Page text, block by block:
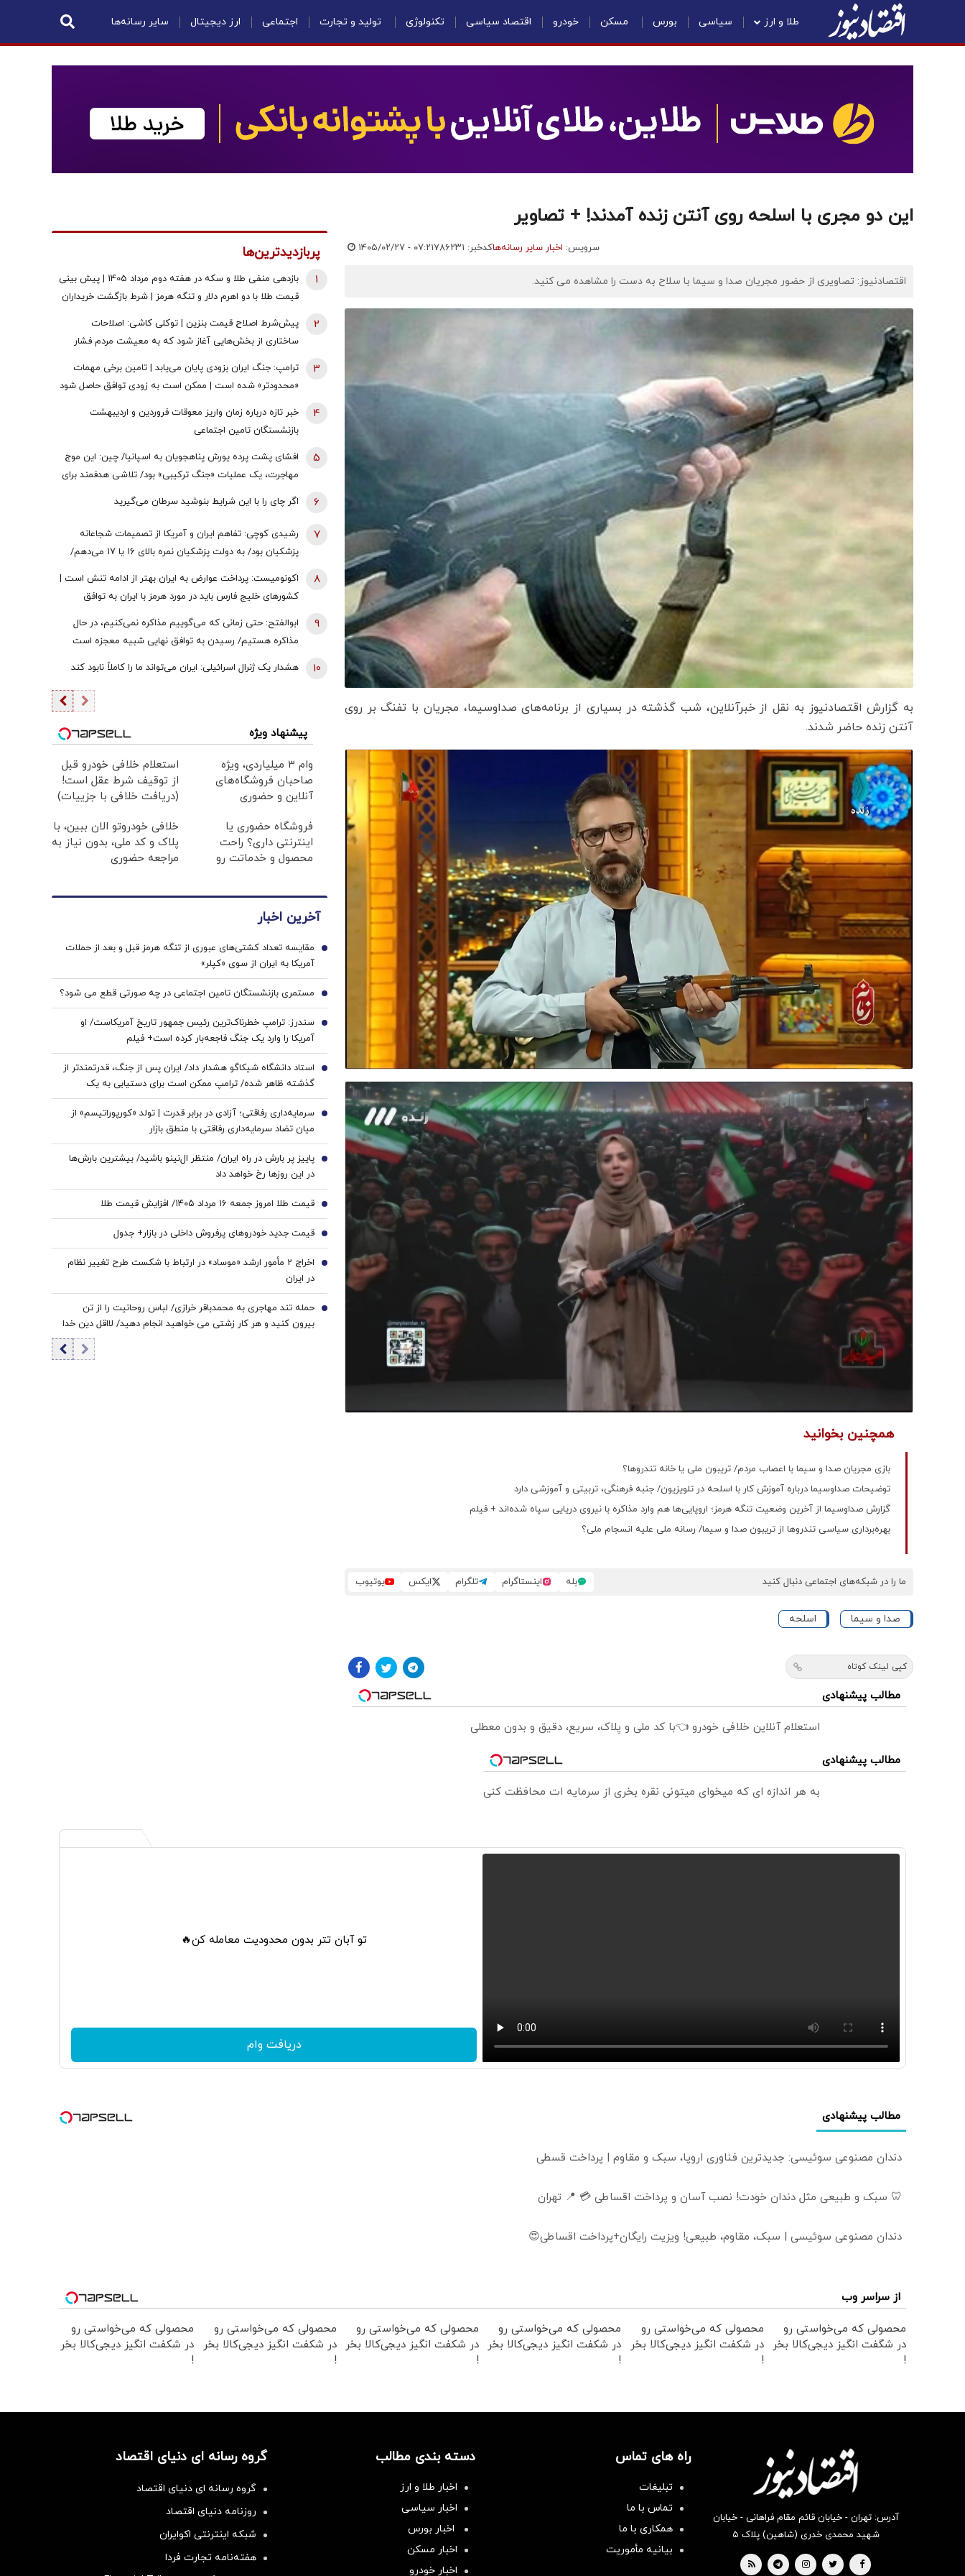
طلا و ارز سیاسی بورس مسکن خودرو اقتصاد سیاسی تکنولوژی تولید و تجارت اجتماعی ارز دیجیتال سایر رسانه‌ها
این دو مجری با اسلحه روی آنتن زنده آمدند! + تصاویر
سرویس: اخبار سایر رسانه‌هاکدخبر: ۷۸۶۲۳۱ ۱۴۰۵/۰۲/۲۷ - ۰۷:۲۱
اقتصادنیوز: تصاویری از حضور مجریان صدا و سیما با سلاح به دست را مشاهده می کنید.
به گزارش اقتصادنیوز به نقل از خبرآنلاین، شب گذشته در بسیاری از برنامه‌های صداوسیما، مجریان با تفنگ بر روی
آنتن زنده حاضر شدند.
همچنین بخوانید
بازی مجریان صدا و سیما با اعصاب مردم/ تریبون ملی یا خانه تندروها؟
توضیحات صداوسیما درباره آموزش کار با اسلحه در تلویزیون/ جنبه فرهنگی، تربیتی و آموزشی دارد
گزارش صداوسیما از آخرین وضعیت تنگه هرمز؛ اروپایی‌ها هم وارد مذاکره با نیروی دریایی سپاه شده‌اند + فیلم
بهره‌برداری سیاسی تندروها از تریبون‌ صدا و سیما/ رسانه ملی علیه انسجام ملی؟
ما را در شبکه‌های اجتماعی دنبال کنید بله اینستاگرام تلگرام ایکس یوتیوب
صدا و سیما اسلحه
کپی لینک کوتاه
مطالب پیشنهادی
استعلام آنلاین خلافی خودرو 👈با کد ملی و پلاک، سریع، دقیق و بدون معطلی
مطالب پیشنهادی
به هر اندازه ای که میخوای میتونی نقره بخری از سرمایه ات محافظت کنی
پربازدیدترین‌ها
بازدهی منفی طلا و سکه در هفته دوم مرداد 1405 | پیش بینی
قیمت طلا با دو اهرم دلار و تنگه هرمز | شرط بازگشت خریداران
1
پیش‌شرط اصلاح قیمت بنزین | توکلی کاشی: اصلاحات
ساختاری از بخش‌هایی آغاز شود که به معیشت مردم فشار
2
ترامپ: جنگ ایران بزودی پایان می‌یابد | تامین برخی مهمات
«محدودتر» شده است | ممکن است به زودی توافق حاصل شود
3
خبر تازه درباره زمان واریز معوقات فروردین و اردیبهشت
بازنشستگان تامین اجتماعی
4
افشای پشت پرده یورش پناهجویان به اسپانیا/ چین: این موج
مهاجرت، یک عملیات «جنگ ترکیبی» بود/ تلاشی هدفمند برای
اعمال فشار بر دولت «پدرو سانچز»
5
اگر چای را با این شرایط بنوشید سرطان می‌گیرید 6
رشیدی کوچی: تفاهم ایران و آمریکا از تصمیمات شجاعانه
پزشکیان بود/ به دولت پزشکیان نمره بالای ۱۶ یا ۱۷ می‌دهم/
مشکلات بزرگی روبه‌رو می‌شد/ اگر جلیلی رئیس‌جمهور
می‌شد...
7
اکونومیست: پرداخت عوارض به ایران بهتر از ادامه تنش است |
کشورهای خلیج فارس باید در مورد هرمز با ایران به توافق
برسند | اعراب در مخمصهِ ترامپ گرفتار شده‌اند
8
ابوالفتح: حتی زمانی که می‌گوییم مذاکره نمی‌کنیم، در حال
مذاکره هستیم/ رسیدن به توافق نهایی شبیه معجزه است
9
هشدار یک ژنرال اسرائیلی: ایران می‌تواند ما را کاملاً نابود کند 10
پیشنهاد ویژه
وام ۳ میلیاردی، ویژه
صاحبان فروشگاه‌های
آنلاین و حضوری
استعلام خلافی خودرو قبل
از توقیف شرط عقل است!
(دریافت خلافی با جزییات)
فروشگاه حضوری یا
اینترنتی داری؟ راحت
محصول و خدماتت رو
خلافی خودروتو الان ببین، با
پلاک و کد ملی، بدون نیاز به
مراجعه حضوری
آخرین اخبار
مقایسه تعداد کشتی‌های عبوری از تنگه هرمز قبل و بعد از حملات
آمریکا به ایران از سوی «کپلر»
1
مستمری بازنشستگان تامین اجتماعی در چه صورتی قطع می شود؟ 2
سندرز: ترامپ خطرناک‌ترین رئیس جمهور تاریخ آمریکاست/ او
آمریکا را وارد یک جنگ فاجعه‌بار کرده است+ فیلم
3
استاد دانشگاه شیکاگو هشدار داد/ ایران پس از جنگ، قدرتمندتر از
گذشته ظاهر شده/ ترامپ ممکن است برای دستیابی به یک
پیروزی نمادین پیش از انتخابات میان‌دوره‌ای کنگره، به عملیات
زمینی روی بیاورد
4
سرمایه‌داری رفاقتی؛ آزادی در برابر قدرت | تولد «کورپوراتیسم» از
میان تضاد سرمایه‌داری رفاقتی با منطق بازار
5
پاییز پر بارش در راه ایران/ منتظر ال‌نینو باشید/ بیشترین بارش‌ها
در این روزها رخ خواهد داد
6
قیمت طلا امروز جمعه ۱۶ مرداد ۱۴۰۵/ افزایش قیمت طلا 7
قیمت جدید خودروهای پرفروش داخلی در بازار+ جدول 8
اخراج 2 مأمور ارشد «موساد» در ارتباط با شکست طرح تغییر نظام
در ایران
9
حمله تند مهاجری به محمدباقر خرازی/ لباس روحانیت را از تن
بیرون کنید و هر کار زشتی می خواهید انجام دهید/ لااقل دین خدا
10
تو آبان تتر بدون محدودیت معامله کن🔥
دریافت وام
مطالب پیشنهادی
دندان مصنوعی سوئیسی: جدیدترین فناوری اروپا، سبک و مقاوم | پرداخت قسطی
🦷 سبک و طبیعی مثل دندان خودت! نصب آسان و پرداخت اقساطی 💳 📍 تهران
دندان مصنوعی سوئیسی | سبک، مقاوم، طبیعی! ویزیت رایگان+پرداخت اقساطی😍
از سراسر وب
محصولی که می‌خواستی رو
در شگفت انگیز دیجی‌کالا بخر
!
محصولی که می‌خواستی رو
در شکفت انگیز دیجی‌کالا بخر
!
محصولی که می‌خواستی رو
در شکفت انگیز دیجی‌کالا بخر
!
محصولی که می‌خواستی رو
در شکفت انگیز دیجی‌کالا بخر
!
محصولی که می‌خواستی رو
در شکفت انگیز دیجی‌کالا بخر
!
محصولی که می‌خواستی رو
در شکفت انگیز دیجی‌کالا بخر
!
آدرس: تهران - خیابان قائم مقام فراهانی - خیابان
شهید محمدی خدری (شاهین) پلاک ۵
راه های تماس
تبلیغات
تماس با ما
همکاری با ما
بیانیه مأموریت
دسته بندی مطالب
اخبار طلا و ارز
اخبار سیاسی
اخبار بورس
اخبار مسکن
اخبار خودرو
گروه رسانه ای دنیای اقتصاد
گروه رسانه ای دنیای اقتصاد
روزنامه دنیای اقتصاد
شبکه اینترنتی اکوایران
هفته‌نامه تجارت فردا